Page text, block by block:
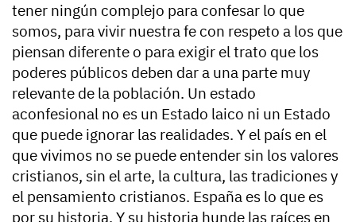
tener ningún complejo para confesar lo que
somos, para vivir nuestra fe con respeto a los que
piensan diferente o para exigir el trato que los
poderes públicos deben dar a una parte muy
relevante de la población. Un estado
aconfesional no es un Estado laico ni un Estado
que puede ignorar las realidades. Y el país en el
que vivimos no se puede entender sin los valores
cristianos, sin el arte, la cultura, las tradiciones y
el pensamiento cristianos. España es lo que es
por su historia. Y su historia hunde las raíces en